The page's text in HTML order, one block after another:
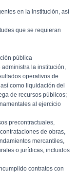
en la institución, así
que se requieran
pública
administra la institución,
operativos de
como liquidación del
de recursos públicos;
al ejercicio
precontractuales,
de obras,
mercantiles,
o jurídicas, incluidos
contratos con